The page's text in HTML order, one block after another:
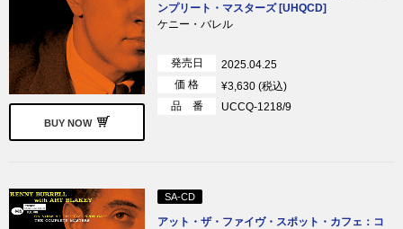
BUY NOW
ンプリート・マスターズ [UHQCD]
ケニー・バレル
発売日
2025.04.25
価 格
¥3,630 (税込)
品 番
UCCQ-1218/9
SA-CD
アット・ザ・ファイヴ・スポット・カフェ：コ